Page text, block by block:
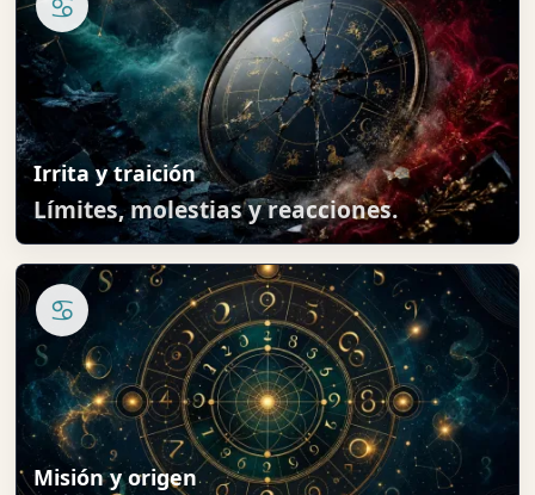
Irrita y traición
Límites, molestias y reacciones.
♋
Misión y origen